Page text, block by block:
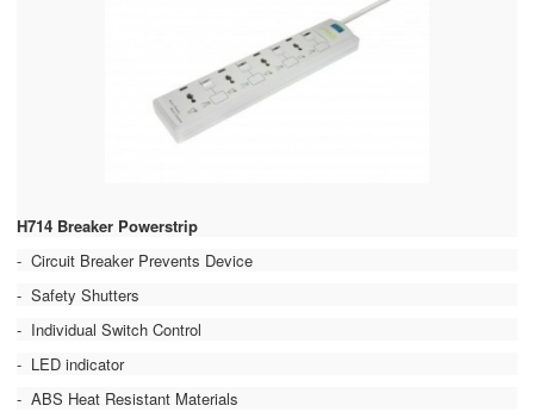
H714 Breaker Powerstrip
- Circuit Breaker Prevents Device
- Safety Shutters
- Individual Switch Control
- LED indicator
- ABS Heat Resistant Materials